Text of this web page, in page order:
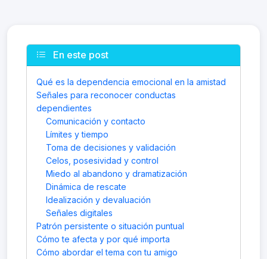
En este post
Qué es la dependencia emocional en la amistad
Señales para reconocer conductas
dependientes
Comunicación y contacto
Límites y tiempo
Toma de decisiones y validación
Celos, posesividad y control
Miedo al abandono y dramatización
Dinámica de rescate
Idealización y devaluación
Señales digitales
Patrón persistente o situación puntual
Cómo te afecta y por qué importa
Cómo abordar el tema con tu amigo